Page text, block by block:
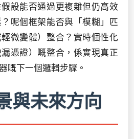
設能否通過更複雜但仍高效
呢個框架能否與「模糊」匹
微變體）整合？實時個性化
憑證）嘅整合，係實現真正
嘅下一個邏輯步驟。
與未來方向